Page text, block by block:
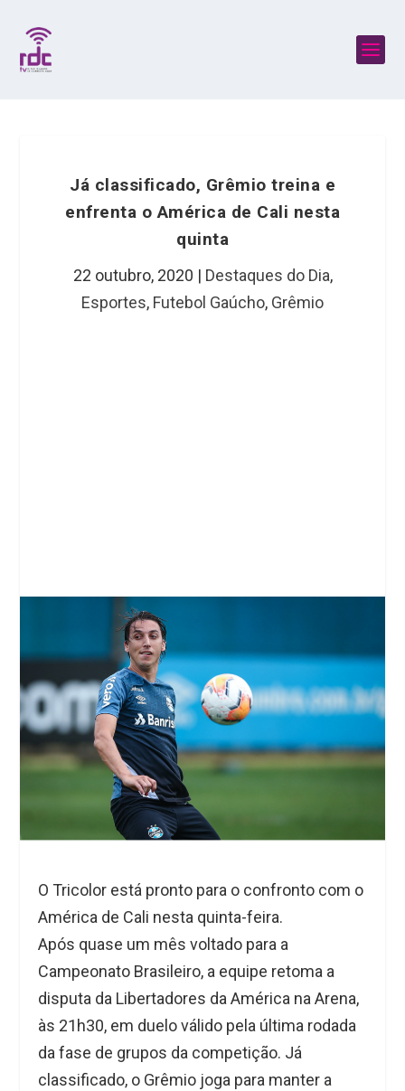
Já classificado, Grêmio treina e
enfrenta o América de Cali nesta
quinta
22 outubro, 2020 | Destaques do Dia,
Esportes, Futebol Gaúcho, Grêmio
O Tricolor está pronto para o confronto com o
América de Cali nesta quinta-feira.
Após quase um mês voltado para a
Campeonato Brasileiro, a equipe retoma a
disputa da Libertadores da América na Arena,
às 21h30, em duelo válido pela última rodada
da fase de grupos da competição. Já
classificado, o Grêmio joga para manter a